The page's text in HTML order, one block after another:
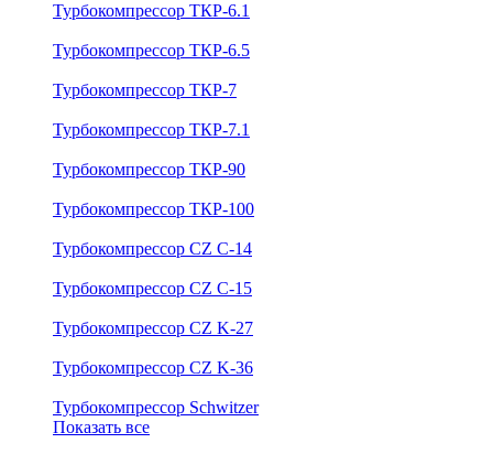
Турбокомпрессор ТКР-6.1
Турбокомпрессор ТКР-6.5
Турбокомпрессор ТКР-7
Турбокомпрессор ТКР-7.1
Турбокомпрессор ТКР-90
Турбокомпрессор ТКР-100
Турбокомпрессор CZ C-14
Турбокомпрессор CZ C-15
Турбокомпрессор CZ K-27
Турбокомпрессор CZ K-36
Турбокомпрессор Schwitzer
Показать все